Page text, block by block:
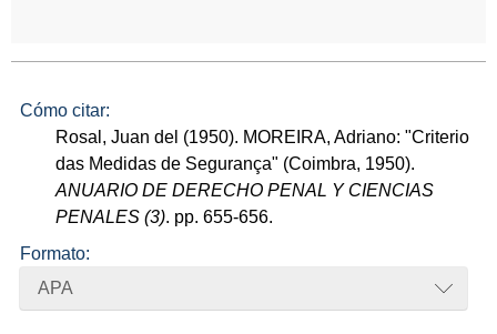
Cómo citar:
Rosal, Juan del (1950). MOREIRA, Adriano: "Criterio
das Medidas de Segurança" (Coimbra, 1950).
ANUARIO DE DERECHO PENAL Y CIENCIAS
PENALES (3). pp. 655-656.
Formato:
APA